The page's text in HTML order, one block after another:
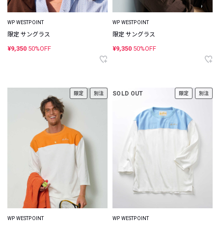
WP WESTPOINT
限定 サングラス
¥9,350 50%OFF
WP WESTPOINT
限定 サングラス
¥9,350 50%OFF
限定 別注
WP WESTPOINT
SOLD OUT 限定 別注
WP WESTPOINT